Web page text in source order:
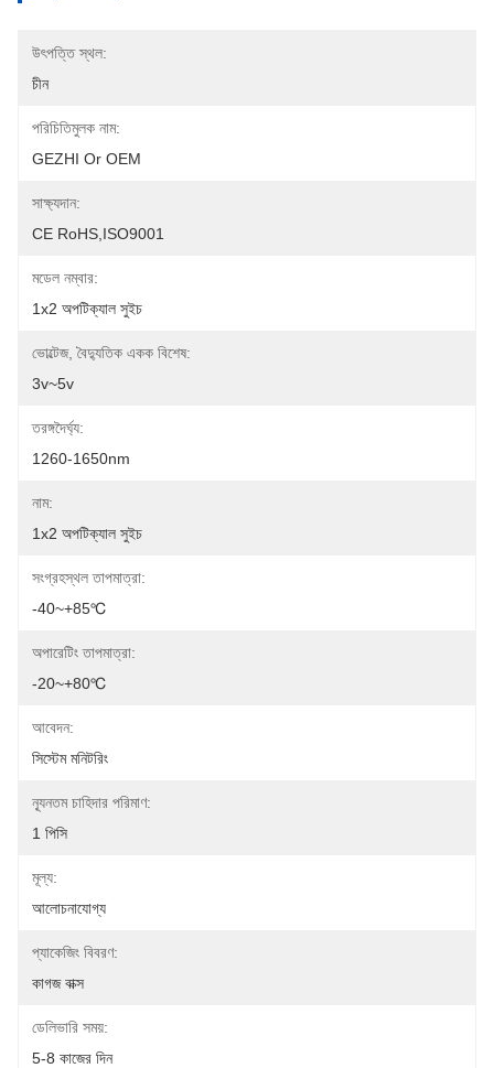
উৎপত্তি স্থল:
চীন
পরিচিতিমুলক নাম:
GEZHI Or OEM
সাক্ষ্যদান:
CE RoHS,ISO9001
মডেল নম্বার:
1x2 অপটিক্যাল সুইচ
ভোল্টেজ, বৈদ্যুতিক একক বিশেষ:
3v~5v
তরঙ্গদৈর্ঘ্য:
1260-1650nm
নাম:
1x2 অপটিক্যাল সুইচ
সংগ্রহস্থল তাপমাত্রা:
-40~+85℃
অপারেটিং তাপমাত্রা:
-20~+80℃
আবেদন:
সিস্টেম মনিটরিং
ন্যূনতম চাহিদার পরিমাণ:
1 পিসি
মূল্য:
আলোচনাযোগ্য
প্যাকেজিং বিবরণ:
কাগজ বাক্স
ডেলিভারি সময়:
5-8 কাজের দিন